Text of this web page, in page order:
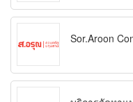
Sor.Aroon